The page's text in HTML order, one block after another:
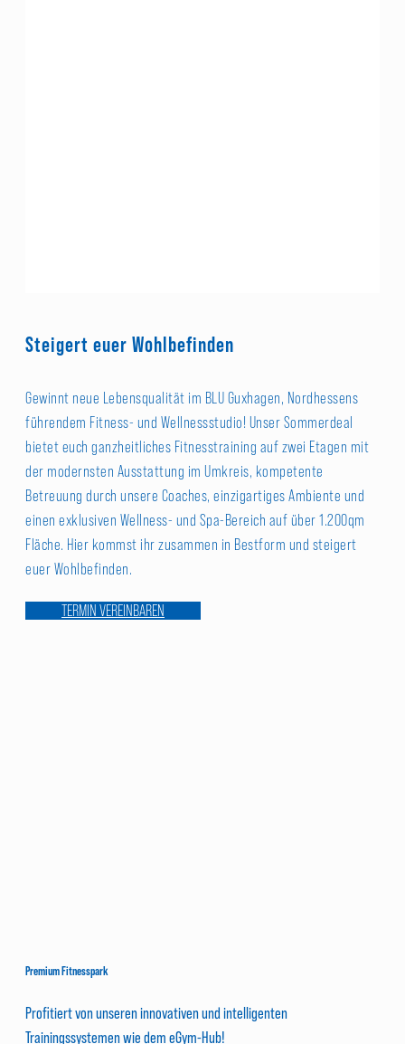
Steigert euer Wohlbefinden
Gewinnt neue Lebensqualität im BLU Guxhagen, Nordhessens
führendem Fitness- und Wellnessstudio! Unser Sommerdeal
bietet euch ganzheitliches Fitnesstraining auf zwei Etagen mit
der modernsten Ausstattung im Umkreis, kompetente
Betreuung durch unsere Coaches, einzigartiges Ambiente und
einen exklusiven Wellness- und Spa-Bereich auf über 1.200qm
Fläche. Hier kommst ihr zusammen in Bestform und steigert
euer Wohlbefinden.
TERMIN VEREINBAREN
Premium Fitnesspark
Profitiert von unseren innovativen und intelligenten
Trainingssystemen wie dem eGym-Hub!